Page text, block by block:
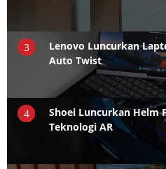
3
Lenovo Luncurkan
Auto Twist
4
Shoei Luncurkan Helm
Teknologi AR